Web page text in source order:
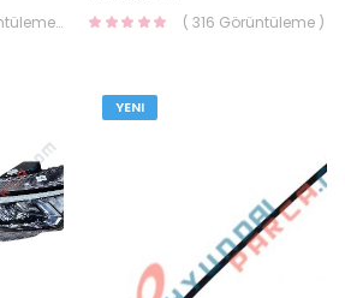
( 230 Görüntüleme ) ( 316 Görüntüleme )
YENI